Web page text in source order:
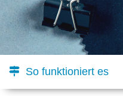
So funktioniert es